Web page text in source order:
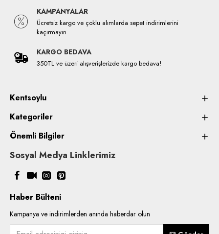
KAMPANYALAR
Ücretsiz kargo ve çoklu alımlarda sepet indirimlerini
kaçırmayın
KARGO BEDAVA
350TL ve üzeri alışverişlerizde kargo bedava!
Kentsoylu
Kategoriler
Önemli Bilgiler
Sosyal Medya Linklerimiz
Haber Bülteni
Kampanya ve indirimlerden anında haberdar olun